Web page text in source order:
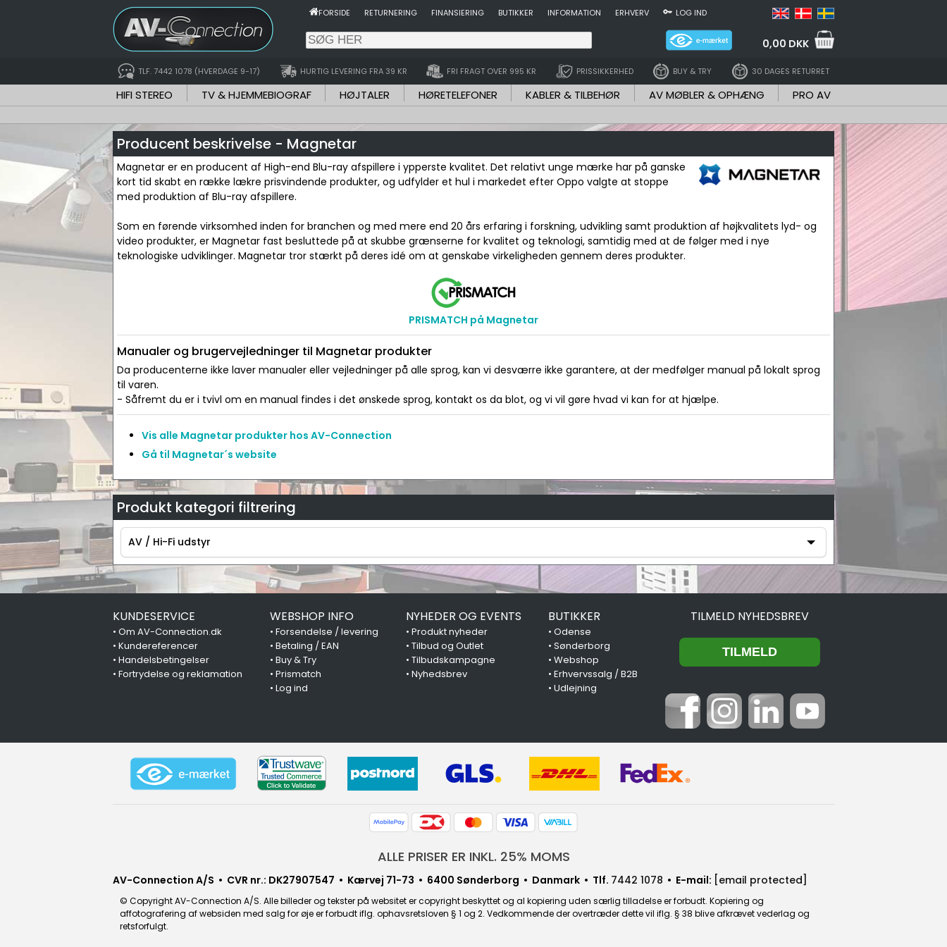
FORSIDE RETURNERING FINANSIERING BUTIKKER INFORMATION ERHVERV LOG IND
0,00 DKK
TLF. 7442 1078 (HVERDAGE 9-17) HURTIG LEVERING FRA 39 KR FRI FRAGT OVER 995 KR PRISSIKKERHED BUY & TRY 30 DAGES RETURRET
HIFI STEREO TV & HJEMMEBIOGRAF HØJTALER HØRETELEFONER KABLER & TILBEHØR AV MØBLER & OPHÆNG PRO AV
Producent beskrivelse - Magnetar
Magnetar er en producent af High-end Blu-ray afspillere i ypperste kvalitet. Det relativt unge mærke har på ganske
kort tid skabt en række lækre prisvindende produkter, og udfylder et hul i markedet efter Oppo valgte at stoppe
med produktion af Blu-ray afspillere.
Som en førende virksomhed inden for branchen og med mere end 20 års erfaring i forskning, udvikling samt produktion af højkvalitets lyd- og
video produkter, er Magnetar fast besluttede på at skubbe grænserne for kvalitet og teknologi, samtidig med at de følger med i nye
teknologiske udviklinger. Magnetar tror stærkt på deres idé om at genskabe virkeligheden gennem deres produkter.
PRISMATCH på Magnetar
Manualer og brugervejledninger til Magnetar produkter
Da producenterne ikke laver manualer eller vejledninger på alle sprog, kan vi desværre ikke garantere, at der medfølger manual på lokalt sprog
til varen.
- Såfremt du er i tvivl om en manual findes i det ønskede sprog, kontakt os da blot, og vi vil gøre hvad vi kan for at hjælpe.
Vis alle Magnetar produkter hos AV-Connection
Gå til Magnetar´s website
Produkt kategori filtrering
AV / Hi-Fi udstyr
AV / Hi-Fi udstyr
KUNDESERVICE
• Om AV-Connection.dk
• Kundereferencer
• Handelsbetingelser
• Fortrydelse og reklamation
WEBSHOP INFO
• Forsendelse / levering
• Betaling / EAN
• Buy & Try
• Prismatch
• Log ind
NYHEDER OG EVENTS
• Produkt nyheder
• Tilbud og Outlet
• Tilbudskampagne
• Nyhedsbrev
BUTIKKER
•Odense
•Sønderborg
•Webshop
•Erhvervssalg / B2B
•Udlejning
TILMELD NYHEDSBREV
ALLE PRISER ER INKL. 25% MOMS
AV-Connection A/S • CVR nr.: DK27907547 • Kærvej 71-73 • 6400 Sønderborg • Danmark • Tlf. 7442 1078 • E-mail: [email protected]
© Copyright AV-Connection A/S. Alle billeder og tekster på websitet er copyright beskyttet og al kopiering uden særlig tilladelse er forbudt. Kopiering og
affotografering af websiden med salg for øje er forbudt iflg. ophavsretsloven § 1 og 2. Vedkommende der overtræder dette vil iflg. § 38 blive afkrævet vederlag og
retsforfulgt.